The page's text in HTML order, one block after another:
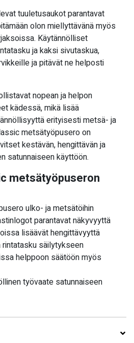
tuuletusaukot parantavat
olon miellyttävänä myös
Käytännölliset
ja kaksi sivutaskua,
ja pitävät ne helposti
nopean ja helpon
kädessä, mikä lisää
erityisesti metsä- ja
metsätyöpusero on
kestävän, hengittävän ja
satunnaiseen käyttöön.
metsätyöpuseron
ulko- ja metsätöihin
parantavat näkyvyyttä
lisäävät hengittävyyttä
rintatasku säilytykseen
helppoon säätöön myös
työvaate satunnaiseen